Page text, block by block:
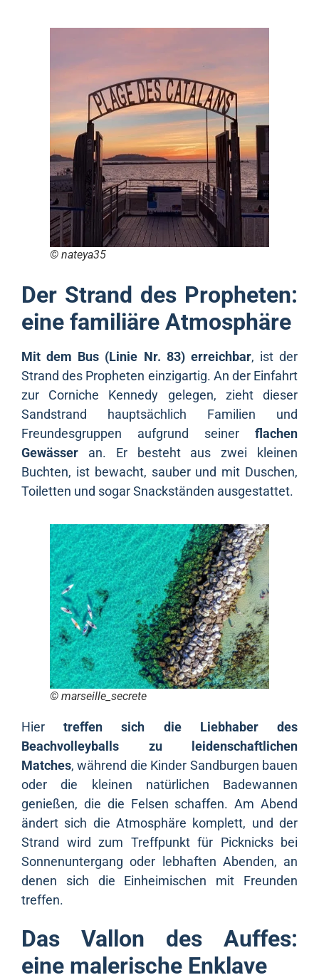
© nateya35
Der Strand des Propheten:
eine familiäre Atmosphäre
Mit dem Bus (Linie Nr. 83) erreichbar, ist der
Strand des Propheten einzigartig. An der Einfahrt
zur Corniche Kennedy gelegen, zieht dieser
Sandstrand hauptsächlich Familien und
Freundesgruppen aufgrund seiner flachen
Gewässer an. Er besteht aus zwei kleinen
Buchten, ist bewacht, sauber und mit Duschen,
Toiletten und sogar Snackständen ausgestattet.
© marseille_secrete
Hiertreffen sich die Liebhaber des
Beachvolleyballs zu leidenschaftlichen
Matches, während die Kinder Sandburgen bauen
oder die kleinen natürlichen Badewannen
genießen, die die Felsen schaffen. Am Abend
ändert sich die Atmosphäre komplett, und der
Strand wird zum Treffpunkt für Picknicks bei
Sonnenuntergang oder lebhaften Abenden, an
denen sich die Einheimischen mit Freunden
treffen.
Das Vallon des Auffes:
eine malerische Enklave